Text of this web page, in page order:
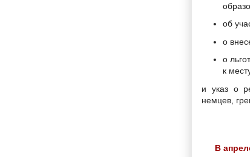
об
о
о
к
и указ о
немцев,
В